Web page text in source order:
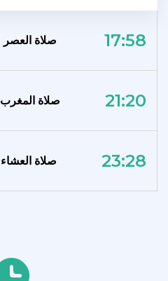
صلاة العصر 17:58
صلاة المغرب 21:20
صلاة العشاء 23:28